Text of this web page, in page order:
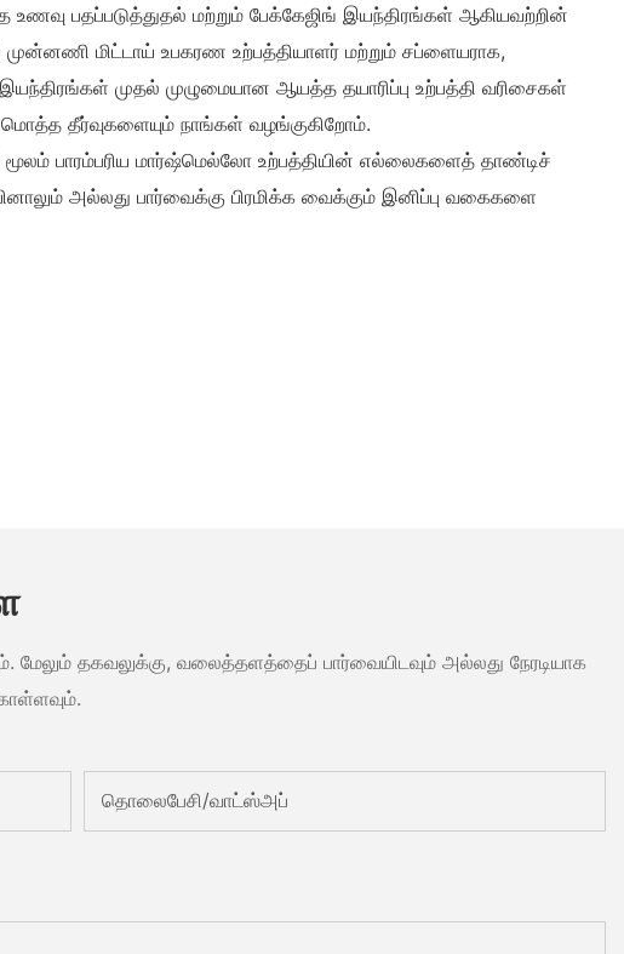
பதப்படுத்துதல் மற்றும் பேக்கேஜிங் இயந்திரங்கள் ஆகியவற்றின்
மிட்டாய் உபகரண உற்பத்தியாளர் மற்றும் சப்ளையராக,
முதல் முழுமையான ஆயத்த தயாரிப்பு உற்பத்தி வரிசைகள்
தீர்வுகளையும் நாங்கள் வழங்குகிறோம்.
பாரம்பரிய மார்ஷ்மெல்லோ உற்பத்தியின் எல்லைகளைத் தாண்டிச்
அல்லது பார்வைக்கு பிரமிக்க வைக்கும் இனிப்பு வகைகளை
மேலும் தகவலுக்கு, வலைத்தளத்தைப் பார்வையிடவும் அல்லது நேரடியாக
தொலைபேசி/வாட்ஸ்அப்